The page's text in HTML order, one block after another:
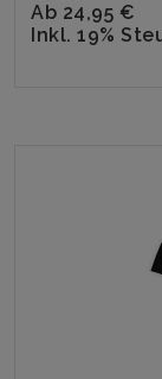
Ab 24,95 €
Inkl. 19%